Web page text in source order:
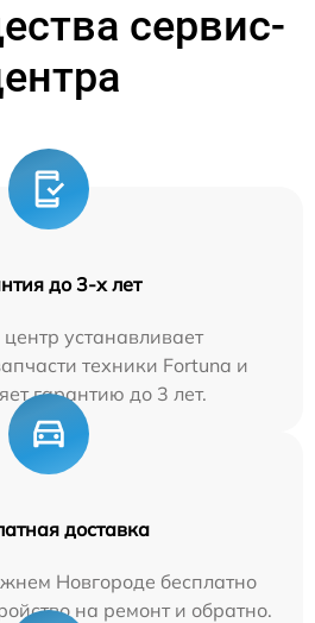
сервис-
до 3-х лет
устанавливает
техники Fortuna и
гарантию до 3 лет.
доставка
Новгороде бесплатно
на ремонт и обратно.